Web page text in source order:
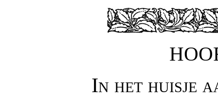
In het huisje